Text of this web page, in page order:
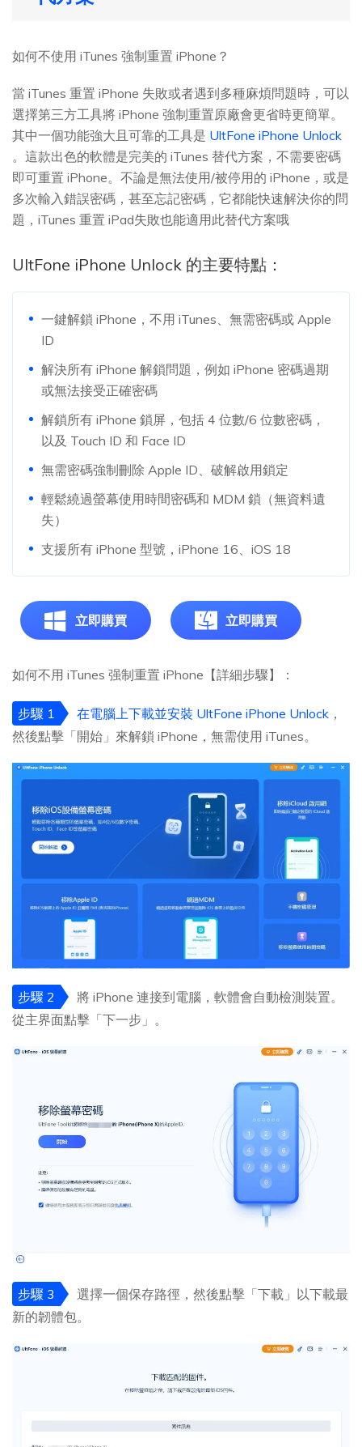
如何不使用 iTunes 強制重置 iPhone？
當 iTunes 重置 iPhone 失敗或者遇到多種麻煩問題時，可以
選擇第三方工具將 iPhone 強制重置原廠會更省時更簡單。
其中一個功能強大且可靠的工具是 UltFone iPhone Unlock
。這款出色的軟體是完美的 iTunes 替代方案，不需要密碼
即可重置 iPhone。不論是無法使用/被停用的 iPhone，或是
多次輸入錯誤密碼，甚至忘記密碼，它都能快速解決你的問
題，iTunes 重置 iPad失敗也能適用此替代方案哦
UltFone iPhone Unlock 的主要特點：
一鍵解鎖 iPhone，不用 iTunes、無需密碼或 Apple
ID
解決所有 iPhone 解鎖問題，例如 iPhone 密碼過期
或無法接受正確密碼
解鎖所有 iPhone 鎖屏，包括 4 位數/6 位數密碼，
以及 Touch ID 和 Face ID
無需密碼強制刪除 Apple ID、破解啟用鎖定
輕鬆繞過螢幕使用時間密碼和 MDM 鎖（無資料遺
失）
支援所有 iPhone 型號，iPhone 16、iOS 18
立即購買 立即購買
如何不用 iTunes 强制重置 iPhone【詳細步驟】：
步驟 1 在電腦上下載並安裝 UltFone iPhone Unlock ，
然後點擊「開始」來解鎖 iPhone，無需使用 iTunes。
步驟 2
將 iPhone 連接到電腦，軟體會自動檢測裝置。
從主界面點擊「下一步」。
步驟 3
選擇一個保存路徑，然後點擊「下載」以下載最
新的韌體包。